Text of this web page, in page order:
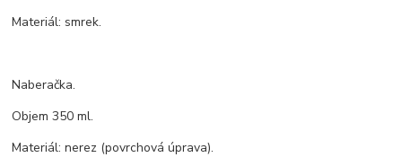
Materiál: smrek.
Naberačka.
Objem 350 ml.
Materiál: nerez (povrchová úprava).